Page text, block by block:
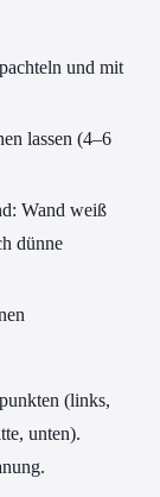
und mit
lassen (4–6
Wand weiß
dünne
(links,
unten).